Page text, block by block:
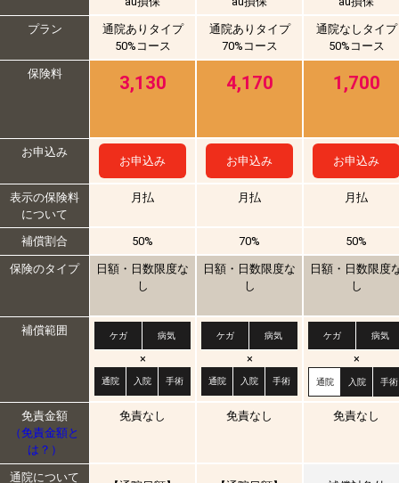
プラン
通院ありタイプ
50%コース
通院ありタイプ
70%コース
通院なしタイプ
50%コース
保険料 3,130 4,170 1,700
お申込み
お申込み お申込み お申込み
表示の保険料
について
月払 月払 月払
補償割合 50% 70% 50%
保険のタイプ
日額・日数限度な
し
日額・日数限度な
し
日額・日数限度
し
補償範囲 ケガ 病気
×
通院 入院 手術
ケガ 病気
×
通院 入院 手術
ケガ 病気
×
通院 入院 手術
免責金額
（免責金額と
は？）
免責なし 免責なし 免責なし
通院について